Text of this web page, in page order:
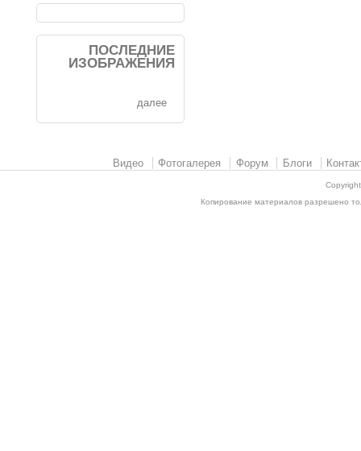
ПОСЛЕДНИЕ
ИЗОБРАЖЕНИЯ
далее
Видео Фотогалерея Форум Блоги
Копирование материалов разрешено